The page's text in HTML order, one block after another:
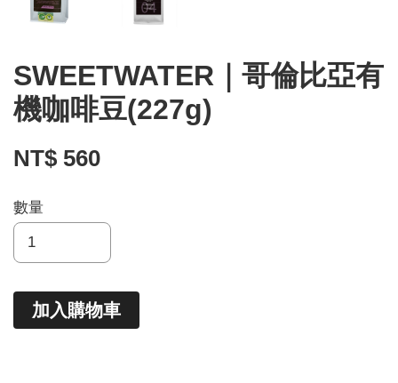
SWEETWATER｜哥倫比亞有
機咖啡豆(227g)
NT$ 560
數量
加入購物車